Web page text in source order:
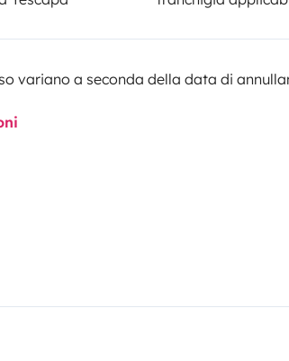
variano a seconda della data di